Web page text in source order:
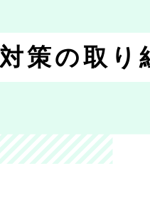
策の取